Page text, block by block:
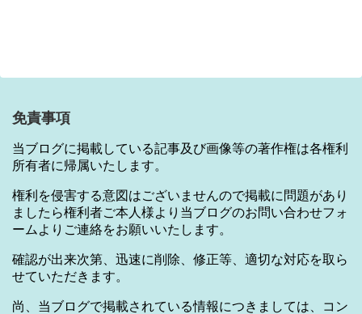
免責事項
当ブログに掲載している記事及び画像等の著作権は各権利
所有者に帰属いたします。
権利を侵害する意図はございませんので掲載に問題があり
ましたら権利者ご本人様より当ブログのお問い合わせフォ
ームよりご連絡をお願いいたします。
確認が出来次第、迅速に削除、修正等、適切な対応を取ら
せていただきます。
尚、当ブログで掲載されている情報につきましては、コン